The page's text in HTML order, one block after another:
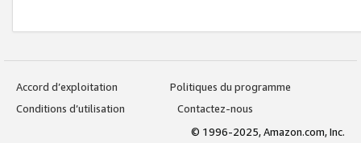
Accord d’exploitation
Politiques du programme
Conditions d’utilisation
Contactez-nous
© 1996-2025, Amazon.com, Inc.